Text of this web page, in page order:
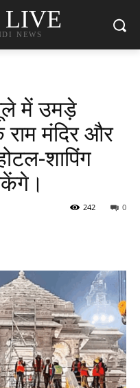
LIVE
NEWS
में उमड़े
मंदिर और
शापिंग
0
242